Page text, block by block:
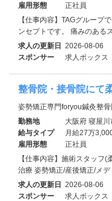
雇用形態
正社員
【仕事内容】TAGグループ
ンセプトです。 痛みのある
求人の更新日 2026-08-06
スポンサー
求人ボックス
整骨院・接骨院にて
姿勢矯正専門foryou鍼灸整
勤務地
大阪府 寝屋川
給与タイプ
月給27万
雇用形態
正社員
【仕事内容】施術スタッフ
治療 姿勢矯正/産後矯正/メ
求人の更新日 2026-08-06
スポンサー
求人ボックス